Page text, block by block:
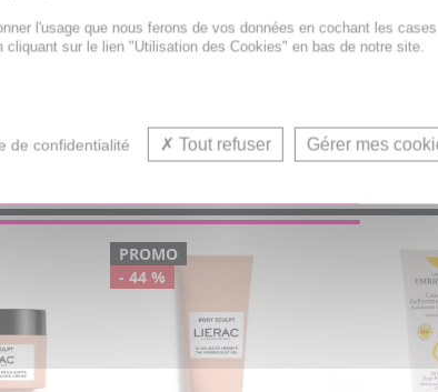
Crème raffermissante corps,
PROMO
- 44 %
l'usage que nous ferons de vos données en cochant les
sur le lien "Utilisation des Cookies" en bas de notre site.
de confidentialité Tout refuser Gérer mes